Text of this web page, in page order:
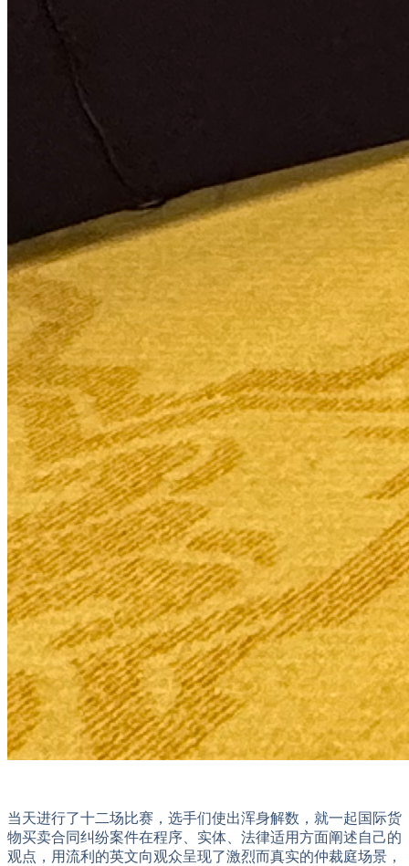
当天进行了十二场比赛，选手们使出浑身解数，就一起国际货
物买卖合同纠纷案件在程序、实体、法律适用方面阐述自己的
观点，用流利的英文向观众呈现了激烈而真实的仲裁庭场景，